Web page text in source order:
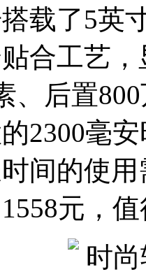
载了5英
合工艺
、后置
2300毫
间的使
元，